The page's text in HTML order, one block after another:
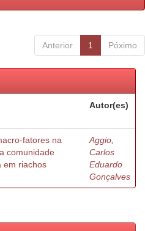
Anterior 1 Póximo
Autor(es)
fatores na
comunidade
em riachos
Aggio,
Carlos
Eduardo
Gonçalves